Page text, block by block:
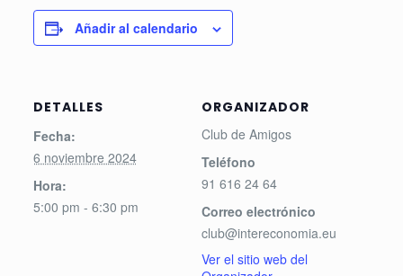
Añadir al calendario
DETALLES
Fecha:
6 noviembre 2024
Hora:
5:00 pm - 6:30 pm
ORGANIZADOR
Club de Amigos
Teléfono
91 616 24 64
Correo electrónico
club@intereconomia.eu
Ver el sitio web del